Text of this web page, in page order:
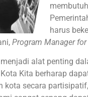
harus
Program Manager
alat penting
Kita berharap
kota secara